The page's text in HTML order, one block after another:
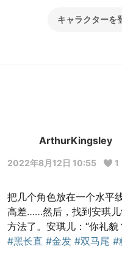
キャラクターを
ArthurKingsley
2022年8月12日 10:55 1
把几个角色放在一个水平
高差……然后，找到安琪
方法了。安琪儿：“你礼貌
#黑长直 #金发 #双马尾 #